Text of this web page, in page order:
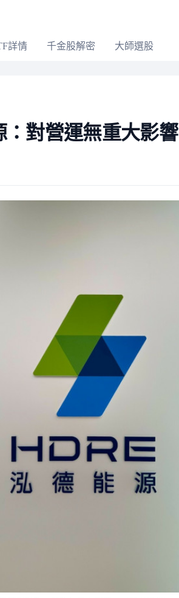
詳情 千金股解密 大師選股
對營運無重大影響